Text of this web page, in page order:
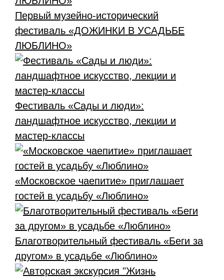
Первый музейно-исторический
фестиваль «ДОЖИНКИ В УСАДЬБЕ
ЛЮБЛИНО»
Фестиваль «Сады и люди»:
ландшафтное искусство, лекции и
мастер-классы
«Московское чаепитие» приглашает
гостей в усадьбу «Люблино»
Благотворительный фестиваль «Беги за
другом» в усадьбе «Люблино»